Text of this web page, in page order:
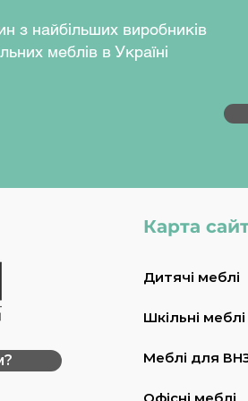
з найбільших виробників
меблів в Україні
Карта
Дитячі меблі
Шкільні меблі
Меблі для